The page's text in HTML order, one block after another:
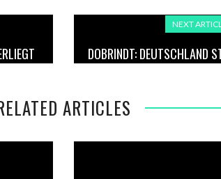
NEXT
DOBRINDT: DEUTSCHLAND
ARTICLES